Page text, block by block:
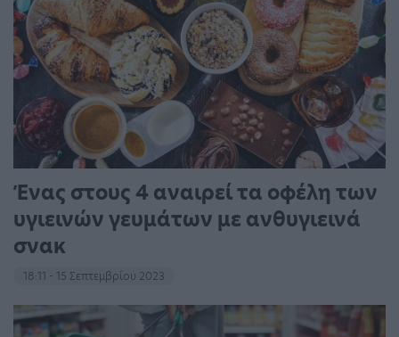
Ένας στους 4 αναιρεί τα οφέλη των
υγιεινών γευμάτων με ανθυγιεινά
σνακ
18:11 - 15 Σεπτεμβρίου 2023